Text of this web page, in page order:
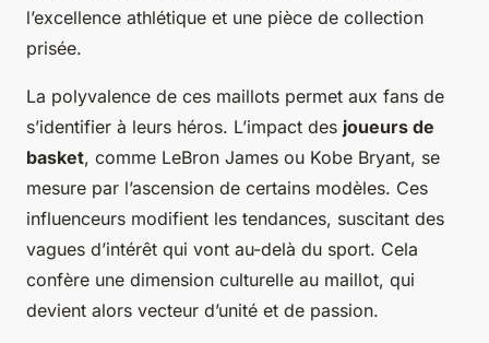
l’excellence athlétique et une pièce de collection
prisée.
La polyvalence de ces maillots permet aux fans de
s’identifier à leurs héros. L’impact des joueurs de
basket, comme LeBron James ou Kobe Bryant, se
mesure par l’ascension de certains modèles. Ces
influenceurs modifient les tendances, suscitant des
vagues d’intérêt qui vont au-delà du sport. Cela
confère une dimension culturelle au maillot, qui
devient alors vecteur d’unité et de passion.